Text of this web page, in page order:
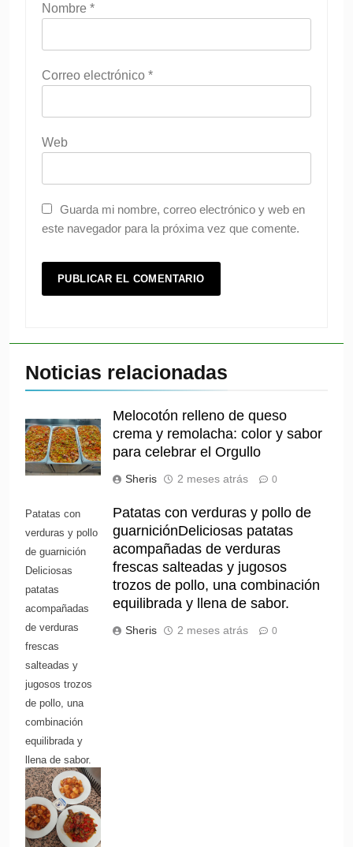
Nombre *
Correo electrónico *
Web
Guarda mi nombre, correo electrónico y web en
este navegador para la próxima vez que comente.
Noticias relacionadas
Melocotón relleno de queso
crema y remolacha: color y sabor
para celebrar el Orgullo
Sheris 2 meses atrás 0
Patatas con
verduras y pollo
de guarnición
Deliciosas
patatas
acompañadas
de verduras
frescas
salteadas y
jugosos trozos
de pollo, una
combinación
equilibrada y
llena de sabor.
O una versión
más atractiva:
Pollo guarnecido
con patatas y
Patatas con verduras y pollo de
guarniciónDeliciosas patatas
acompañadas de verduras
frescas salteadas y jugosos
trozos de pollo, una combinación
equilibrada y llena de sabor.
Sheris 2 meses atrás 0